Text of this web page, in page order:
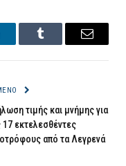
Tumblr Email
τιμής και μνήμης για
17 εκτελεσθέντες
από τα Λεγρενά